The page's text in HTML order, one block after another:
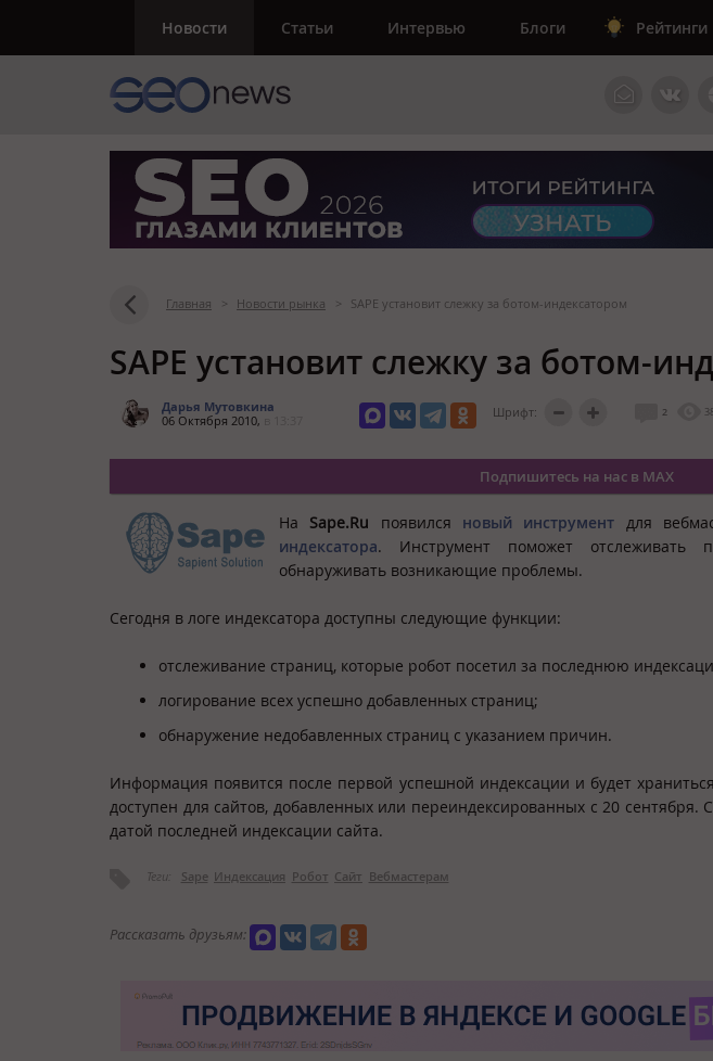
Новости Статьи Интервью Блоги Рейтинги
Главная > Новости рынка > SAPE установит слежку за ботом-индексатором
SAPE установит слежку за ботом-
Дарья Мутовкина
06 Октября 2010,
Шрифт: 2
Подпишитесь на нас в MAX
На Sape.Ru появился новый инструмент для
индексатора. Инструмент поможет отслеживать
обнаруживать возникающие проблемы.
Сегодня в логе индексатора доступны следующие функции:
отслеживание страниц, которые робот посетил за последнюю
логирование всех успешно добавленных страниц;
обнаружение недобавленных страниц с указанием причин.
Информация появится после первой успешной индексации и будет
доступен для сайтов, добавленных или переиндексированных с 20
датой последней индексации сайта.
Теги: Sape Индексация Робот Сайт Вебмастерам
Рассказать друзьям: